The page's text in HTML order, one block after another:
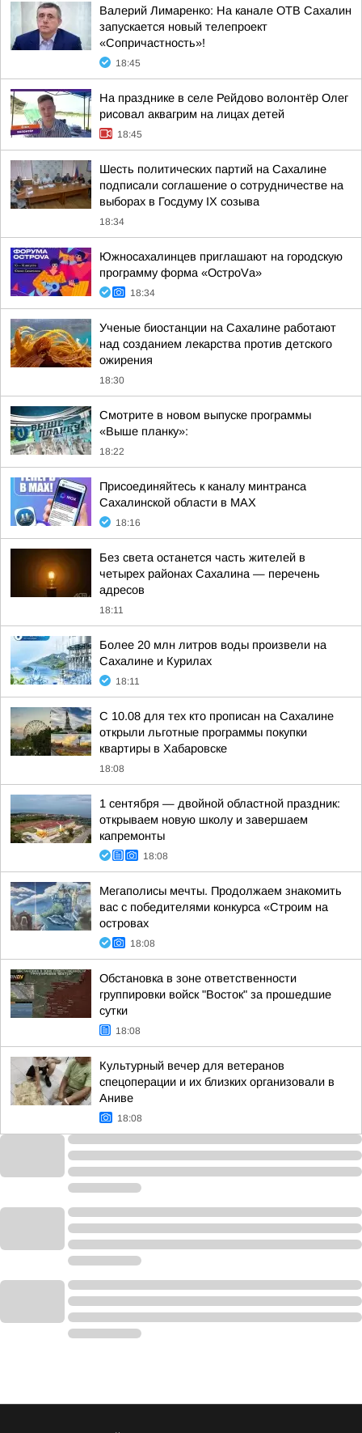
Валерий Лимаренко: На канале ОТВ Сахалин
запускается новый телепроект
«Сопричастность»!
18:45
На празднике в селе Рейдово волонтёр Олег
рисовал аквагрим на лицах детей
18:45
Шесть политических партий на Сахалине
подписали соглашение о сотрудничестве на
выборах в Госдуму IX созыва
18:34
Южносахалинцев приглашают на городскую
программу форма «ОстроVа»
18:34
Ученые биостанции на Сахалине работают
над созданием лекарства против детского
ожирения
18:30
Смотрите в новом выпуске программы
«Выше планку»:
18:22
Присоединяйтесь к каналу минтранса
Сахалинской области в MAX
18:16
Без света останется часть жителей в
четырех районах Сахалина — перечень
адресов
18:11
Более 20 млн литров воды произвели на
Сахалине и Курилах
18:11
С 10.08 для тех кто прописан на Сахалине
открыли льготные программы покупки
квартиры в Хабаровске
18:08
1 сентября — двойной областной праздник:
открываем новую школу и завершаем
капремонты
18:08
Мегаполисы мечты. Продолжаем знакомить
вас с победителями конкурса «Строим на
островах
18:08
Обстановка в зоне ответственности
группировки войск "Восток" за прошедшие
сутки
18:08
Культурный вечер для ветеранов
спецоперации и их близких организовали в
Аниве
18:08